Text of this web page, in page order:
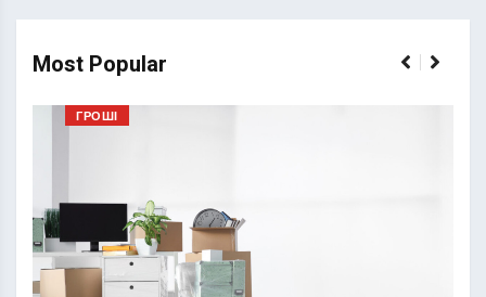
Most Popular
ГРОШІ